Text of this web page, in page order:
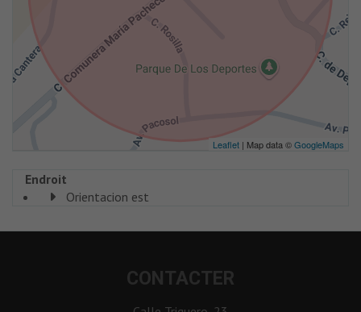
Leaflet | Map data ©GoogleMaps
Endroit
Orientacion est
CONTACTER